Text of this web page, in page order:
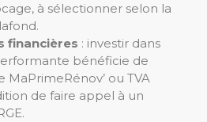
à sélectionner selon la
financières : investir dans
bénéficie de
ou TVA
de faire appel à un